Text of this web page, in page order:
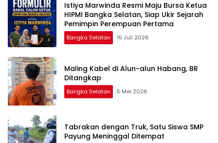
Istiya Marwinda Resmi Maju Bursa Ketua
HIPMI Bangka Selatan, Siap Ukir Sejarah
Pemimpin Perempuan Pertama
Bangka Selatan 15 Juli 2026
Maling Kabel di Alun-alun Habang, BR
Ditangkap
Bangka Selatan 5 Mei 2026
Tabrakan dengan Truk, Satu Siswa SMP
Payung Meninggal Ditempat